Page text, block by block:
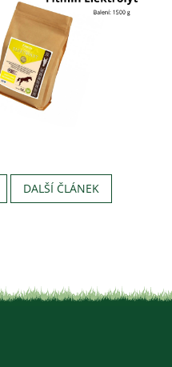
DALŠÍ ČLÁNEK